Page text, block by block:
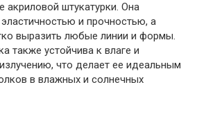
акриловой штукатурки. Она
и прочностью, а
выразить любые линии и формы.
также устойчива к влаге и
что делает ее идеальным
в влажных и солнечных